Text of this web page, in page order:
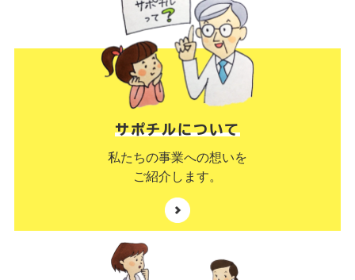
サポチルについて
私たちの事業への想いを
ご紹介します。